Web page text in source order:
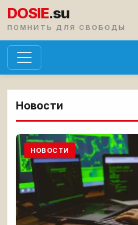
DOSIE.su
ПОМНИТЬ ДЛЯ СВОБОДЫ
Новости
НОВОСТИ